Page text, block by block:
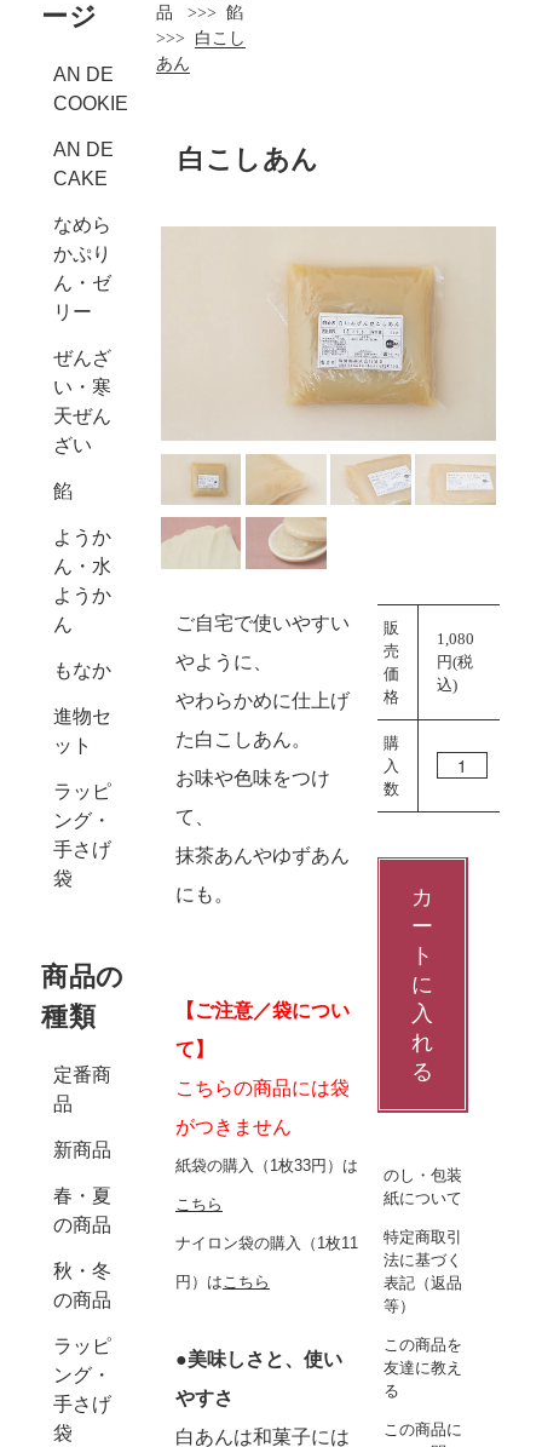
ージ
AN DE
COOKIE
AN DE
CAKE
なめら
かぷり
ん・ゼ
リー
ぜんざ
い・寒
天ぜん
ざい
餡
ようか
ん・水
ようか
ん
もなか
進物セ
ット
ラッピ
ング・
手さげ
袋
商品の
種類
定番商
品
新商品
春・夏
の商品
秋・冬
の商品
ラッピ
ング・
手さげ
袋
品 >>> 餡
>>> 白こし
あん
白こしあん
ご自宅で使いやすい
やように、
やわらかめに仕上げ
た白こしあん。
お味や色味をつけ
て、
抹茶あんやゆずあん
にも。
【ご注意／袋につい
て】
こちらの商品には袋
がつきません
紙袋の購入（1枚33円）は
こちら
ナイロン袋の購入（1枚11
円）は こちら
●美味しさと、使い
やすさ
白あんは和菓子には
販
売
価
格
1,080
円(税
込)
購
入
数
カ
ー
ト
に
入
れ
る
のし・包装
紙について
特定商取引
法に基づく
表記（返品
等）
この商品を
友達に教え
る
この商品に